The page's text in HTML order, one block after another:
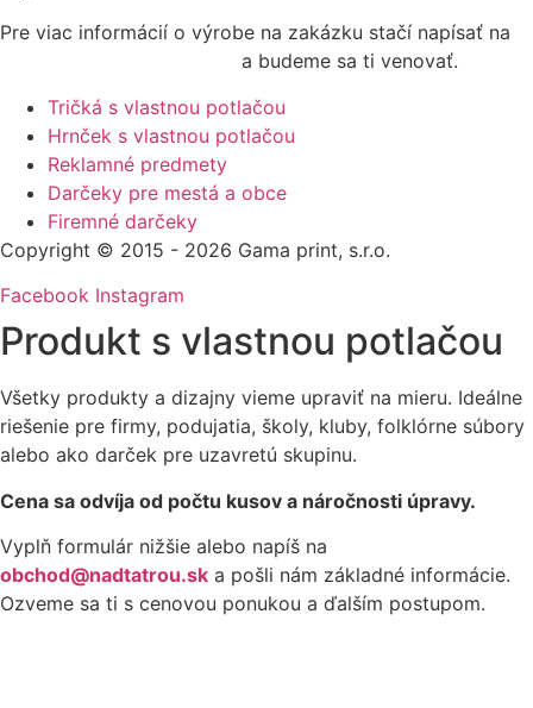
Pre viac informácií o výrobe na zakázku stačí napísať na
a budeme sa ti venovať.
Tričká s vlastnou potlačou
Hrnček s vlastnou potlačou
Reklamné predmety
Darčeky pre mestá a obce
Firemné darčeky
Copyright © 2015 - 2026 Gama print, s.r.o.
Facebook Instagram
Produkt s vlastnou potlačou
Všetky produkty a dizajny vieme upraviť na mieru. Ideálne
riešenie pre firmy, podujatia, školy, kluby, folklórne súbory
alebo ako darček pre uzavretú skupinu.
Cena sa odvíja od počtu kusov a náročnosti úpravy.
Vyplň formulár nižšie alebo napíš na
obchod@nadtatrou.sk a pošli nám základné informácie.
Ozveme sa ti s cenovou ponukou a ďalším postupom.